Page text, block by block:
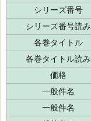
シリーズ番号
シリーズ番号読み
各巻タイトル
各巻タイトル読み
価格
一般件名
一般件名